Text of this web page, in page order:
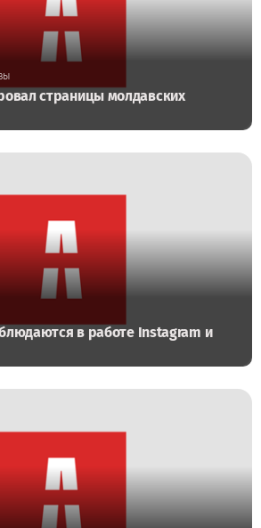
страницы молдавских
в работе Instagram и